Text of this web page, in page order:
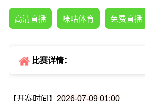
高清直播 咪咕体育 免费直播
比赛详情：
【开赛时间】 2026-07-09 01:00